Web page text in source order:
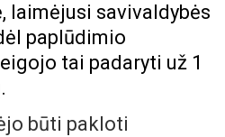
laimėjusi savivaldybės
paplūdimio
tai padaryti už 1
būti pakloti